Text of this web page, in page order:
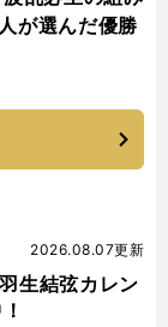
が選んだ優勝
生結弦カレン
2026.08.07更新